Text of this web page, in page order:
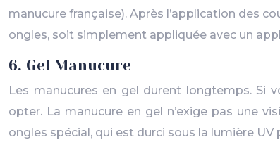
manucure française). Après l’application des
ongles, soit simplement appliquée avec un
6. Gel Manucure
Les manucures en gel durent longtemps. Si
opter. La manucure en gel n’exige pas une
ongles spécial, qui est durci sous la lumière UV